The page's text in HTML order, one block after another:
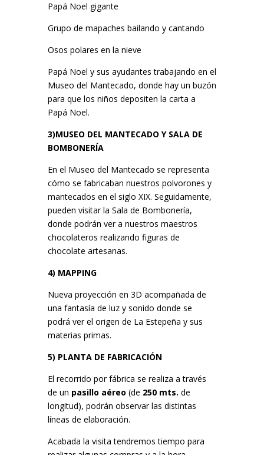
Papá Noel gigante
Grupo de mapaches bailando y cantando
Osos polares en la nieve
Papá Noel y sus ayudantes trabajando en el
Museo del Mantecado, donde hay un buzón
para que los niños depositen la carta a
Papá Noel.
3)MUSEO DEL MANTECADO Y SALA DE
BOMBONERÍA
En el Museo del Mantecado se representa
cómo se fabricaban nuestros polvorones y
mantecados en el siglo XIX. Seguidamente,
pueden visitar la Sala de Bombonería,
donde podrán ver a nuestros maestros
chocolateros realizando figuras de
chocolate artesanas.
4) MAPPING
Nueva proyección en 3D acompañada de
una fantasía de luz y sonido donde se
podrá ver el origen de La Estepeña y sus
materias primas.
5) PLANTA DE FABRICACIÓN
El recorrido por fábrica se realiza a través
de un pasillo aéreo (de 250 mts. de
longitud), podrán observar las distintas
líneas de elaboración.
Acabada la visita tendremos tiempo para